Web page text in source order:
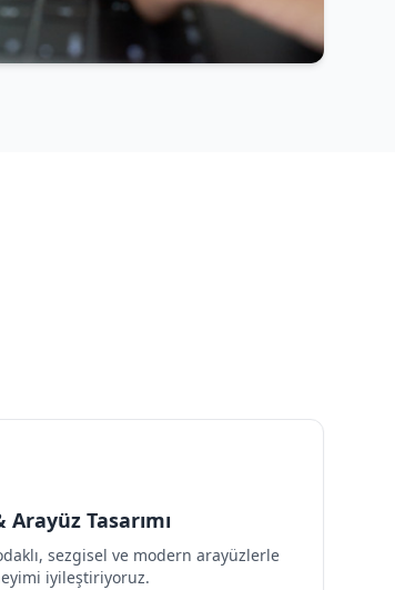
Arayüz Tasarımı
sezgisel ve modern arayüzlerle
iyileştiriyoruz.